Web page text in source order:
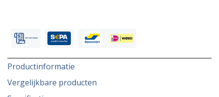
Productinformatie
Vergelijkbare producten